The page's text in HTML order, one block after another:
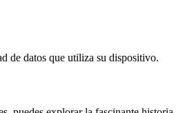
de datos que utiliza su dispositivo.